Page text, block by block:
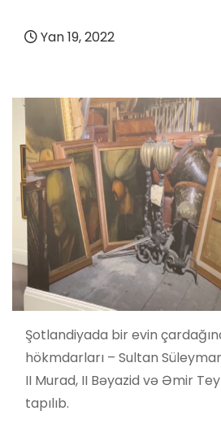
Yan 19, 2022
Şotlandiyada bir evin
hökmdarları – Sultan
II Murad, II Bəyazid və Əmir
tapılıb.